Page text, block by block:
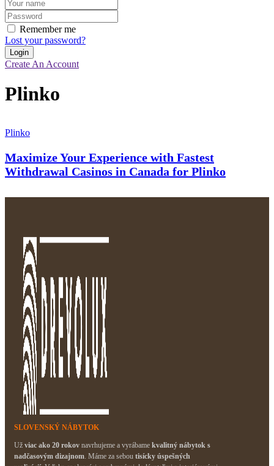
Remember me
Lost your password?
Create An Account
Plinko
Plinko
Maximize Your Experience with Fastest
Withdrawal Casinos in Canada for Plinko
SLOVENSKÝ NÁBYTOK
Už viac ako 20 rokov navrhujeme a vyrábame kvalitný nábytok s
nadčasovým dizajnom. Máme za sebou tisícky úspešných